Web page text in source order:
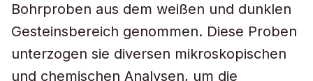
Bohrproben aus dem weißen und dunklen
Gesteinsbereich genommen. Diese Proben
unterzogen sie diversen mikroskopischen
und chemischen Analysen, um die